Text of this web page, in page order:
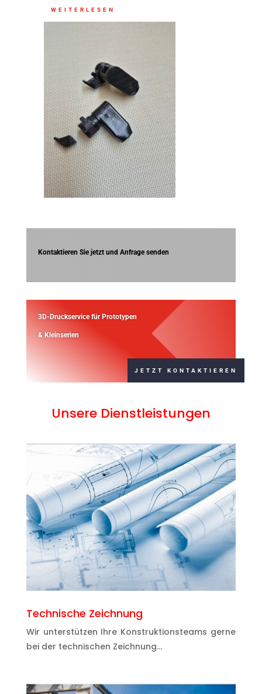
WEITERLESEN
Kontaktieren Sie jetzt und Anfrage senden
3D-Druckservice für Prototypen
& Kleinserien
JETZT KONTAKTIEREN
Unsere Dienstleistungen
Technische Zeichnung
Wir unterstützen Ihre Konstruktionsteams gerne
bei der technischen Zeichnung…